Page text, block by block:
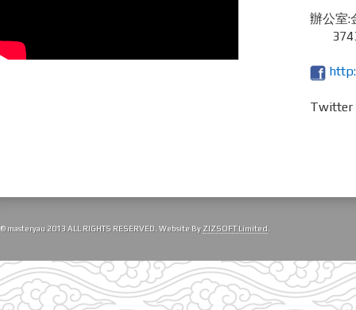
辦公室:
© masteryau 2013 ALL RIGHTS RESERVED. Website By ZIZSOFT Limited